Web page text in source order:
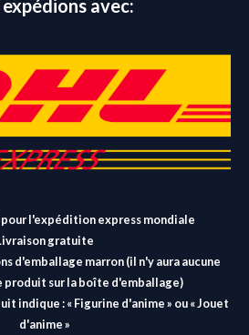
avec:
l'expédition express mondiale
gratuite
d'emballage marron (il n'y aura aucune
produit sur la boîte d'emballage)
indique : « Figurine d'anime » ou « Jouet
d'anime »